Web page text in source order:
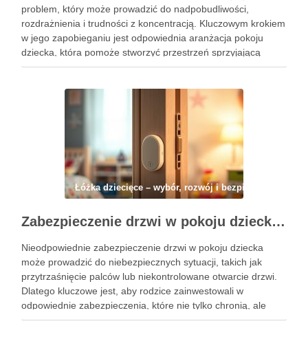
problem, który może prowadzić do nadpobudliwości,
rozdrażnienia i trudności z koncentracją. Kluczowym krokiem
w jego zapobieganiu jest odpowiednia aranżacja pokoju
dziecka, która pomoże stworzyć przestrzeń sprzyjającą
relaksowi i spokojowi. Właściwy dobór kolorów, mebli oraz
Łóżka dziecięce – wybór, rozwój i bezpieczeństwo
Zabezpieczenie drzwi w pokoju dziecka: jak skutecznie chronić przed przytrzaśnięciem i niepożądanym otwarciem
Nieodpowiednie zabezpieczenie drzwi w pokoju dziecka
może prowadzić do niebezpiecznych sytuacji, takich jak
przytrzaśnięcie palców lub niekontrolowane otwarcie drzwi.
Dlatego kluczowe jest, aby rodzice zainwestowali w
odpowiednie zabezpieczenia, które nie tylko chronią, ale
także dają spokój ducha. W dzisiejszym artykule omówimy,